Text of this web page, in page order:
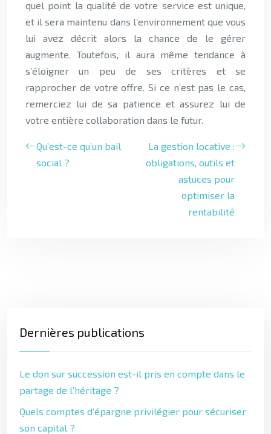
quel point la qualité de votre service est unique,
et il sera maintenu dans l’environnement que vous
lui avez décrit alors la chance de le gérer
augmente. Toutefois, il aura même tendance à
s’éloigner un peu de ses critères et se
rapprocher de votre offre. Si ce n’est pas le cas,
remerciez lui de sa patience et assurez lui de
votre entière collaboration dans le futur.
Qu’est-ce qu’un bail
social ?
La gestion locative :
obligations, outils et
astuces pour
optimiser la
rentabilité
Dernières publications
Le don sur succession est-il pris en compte dans le
partage de l’héritage ?
Quels comptes d’épargne privilégier pour sécuriser
son capital ?